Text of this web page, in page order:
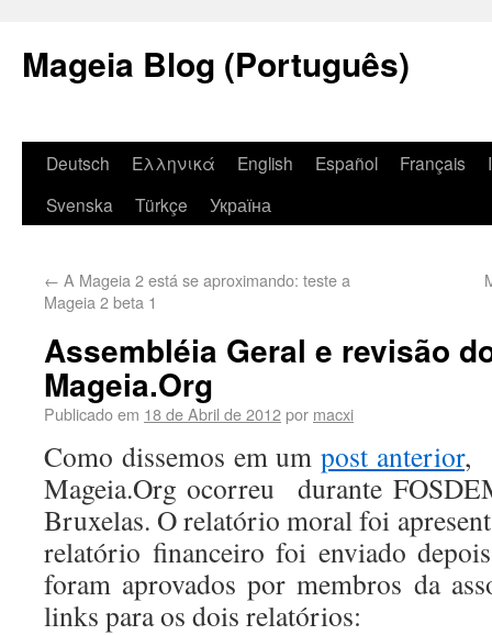
Mageia Blog (Português)
Deutsch Ελληνικά English Español Français
Svenska
Türkçe Україна
← A Mageia 2 está se aproximando: teste a
Mageia 2 beta 1
Assembléia Geral e revisão
Mageia.Org
Publicado em 18 de Abril de 2012por macxi
Como dissemos em umpost anterior,
Mageia.Org ocorreu durante
Bruxelas. O relatório moral foi
relatório financeiro foi enviado
foram aprovados por membros da
links para os dois relatórios: